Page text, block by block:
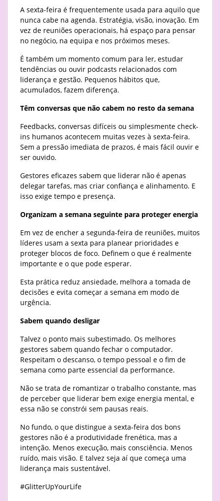
A sexta-feira é frequentemente usada para aquilo que
nunca cabe na agenda. Estratégia, visão, inovação. Em
vez de reuniões operacionais, há espaço para pensar
no negócio, na equipa e nos próximos meses.
É também um momento comum para ler, estudar
tendências ou ouvir podcasts relacionados com
liderança e gestão. Pequenos hábitos que,
acumulados, fazem diferença.
Têm conversas que não cabem no resto da semana
Feedbacks, conversas difíceis ou simplesmente check-
ins humanos acontecem muitas vezes à sexta-feira.
Sem a pressão imediata de prazos, é mais fácil ouvir e
ser ouvido.
Gestores eficazes sabem que liderar não é apenas
delegar tarefas, mas criar confiança e alinhamento. E
isso exige tempo e presença.
Organizam a semana seguinte para proteger energia
Em vez de encher a segunda-feira de reuniões, muitos
líderes usam a sexta para planear prioridades e
proteger blocos de foco. Definem o que é realmente
importante e o que pode esperar.
Esta prática reduz ansiedade, melhora a tomada de
decisões e evita começar a semana em modo de
urgência.
Sabem quando desligar
Talvez o ponto mais subestimado. Os melhores
gestores sabem quando fechar o computador.
Respeitam o descanso, o tempo pessoal e o fim de
semana como parte essencial da performance.
Não se trata de romantizar o trabalho constante, mas
de perceber que liderar bem exige energia mental, e
essa não se constrói sem pausas reais.
No fundo, o que distingue a sexta-feira dos bons
gestores não é a produtividade frenética, mas a
intenção. Menos execução, mais consciência. Menos
ruído, mais visão. E talvez seja aí que começa uma
liderança mais sustentável.
#GlitterUpYourLife